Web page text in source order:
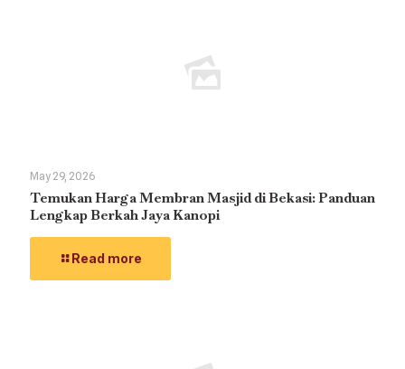
May 29, 2026
Temukan Harga Membran Masjid di Bekasi: Panduan
Lengkap Berkah Jaya Kanopi
Read more